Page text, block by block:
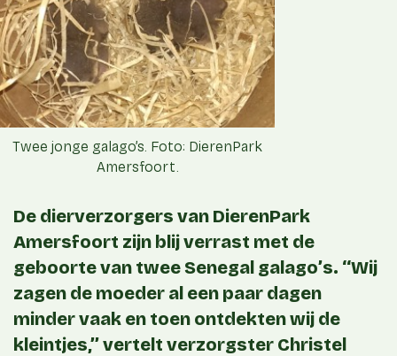
Twee jonge galago’s. Foto: DierenPark
Amersfoort.
De dierverzorgers van DierenPark
Amersfoort zijn blij verrast met de
geboorte van twee Senegal galago’s. ‘‘Wij
zagen de moeder al een paar dagen
minder vaak en toen ontdekten wij de
kleintjes,’’ vertelt verzorgster Christel